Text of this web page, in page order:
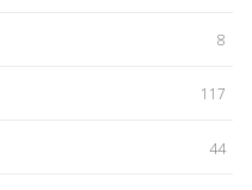
8
117
44